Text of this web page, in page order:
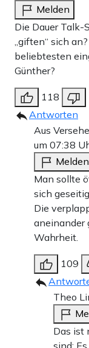
Melden
Die Dauer Talk-
„giften“ sich
beliebtesten
Günther?
118
Antworten
Aus
um 07:38
Melden
Man sollte
sich
Die
aneinander
Wahrheit.
109
Theo
Das ist
sind: